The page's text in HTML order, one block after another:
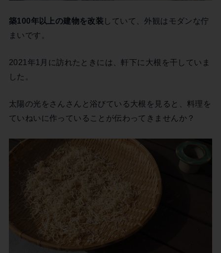
築100年以上の建物を改装 していて、外観はモダンな佇
まいです。
2021年1月に訪れたときには、軒下に大根を干していま
した。
太陽の光をさんさんと浴びている大根を見ると、料理を
ていねいに作っていることが伝わってきませんか？